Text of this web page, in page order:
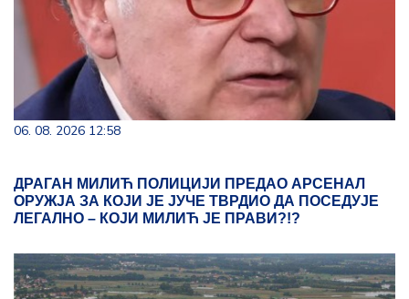
06. 08. 2026 12:58
ДРАГАН МИЛИЋ ПОЛИЦИЈИ ПРЕДАО АРСЕНАЛ
ОРУЖЈА ЗА КОЈИ ЈЕ ЈУЧЕ ТВРДИО ДА ПОСЕДУЈЕ
ЛЕГАЛНО – КОЈИ МИЛИЋ ЈЕ ПРАВИ?!?